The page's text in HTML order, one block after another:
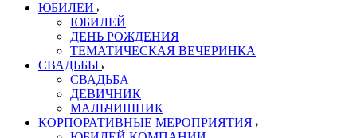
ЮБИЛЕИ
ЮБИЛЕЙ
ДЕНЬ РОЖДЕНИЯ
ТЕМАТИЧЕСКАЯ ВЕЧЕРИНКА
СВАДЬБЫ
СВАДЬБА
ДЕВИЧНИК
МАЛЬЧИШНИК
КОРПОРАТИВНЫЕ МЕРОПРИЯТИЯ